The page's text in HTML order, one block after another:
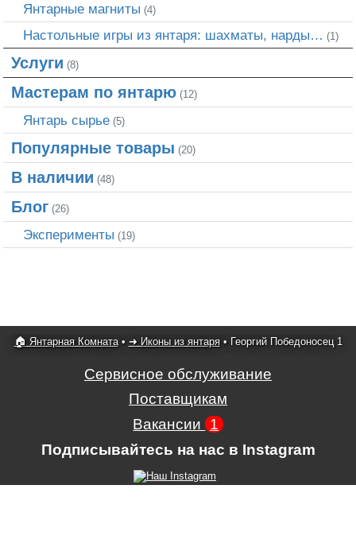
Янтарные магниты (4)
Настольные игры из янтаря: шахматы, нарды… (1)
Услуги (8)
Мастерам по янтарю (12)
Янтарь сырье (5)
Популярные товары (20)
В наличии (48)
Блог (26)
Эксперименты (19)
🏠 Янтарная Комната• ➜ Иконы из янтаря • Георгий Победоносец 1
Сервисное обслуживание
Поставщикам
Вакансии 1
Подписывайтесь на нас в Instagram